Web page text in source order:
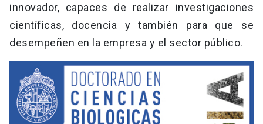
innovador, capaces de realizar investigaciones
científicas, docencia y también para que se
desempeñen en la empresa y el sector público.